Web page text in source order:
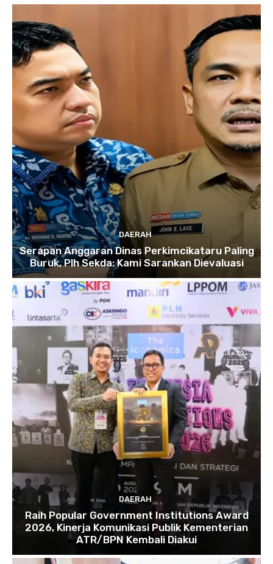
DAERAH
Serapan Anggaran Dinas Perkimcikataru Paling
Buruk, Plh Sekda: Kami Sarankan Dievaluasi
DAERAH
Raih Popular Government Institutions Award
2026, Kinerja Komunikasi Publik Kementerian
ATR/BPN Kembali Diakui